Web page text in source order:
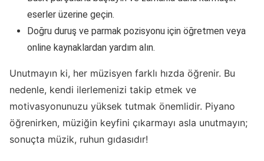
eserler üzerine geçin.
Doğru duruş ve parmak pozisyonu için öğretmen veya
online kaynaklardan yardım alın.
Unutmayın ki, her müzisyen farklı hızda öğrenir. Bu
nedenle, kendi ilerlemenizi takip etmek ve
motivasyonunuzu yüksek tutmak önemlidir. Piyano
öğrenirken, müziğin keyfini çıkarmayı asla unutmayın;
sonuçta müzik, ruhun gıdasıdır!